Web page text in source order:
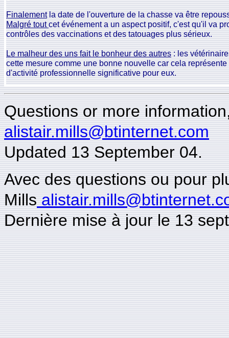
Finalementla date de l'ouverture de la chasse va être
Malgré toutcet événement a un aspect positif, c'est qu'il va
contrôles des vaccinations et des tatouages plus sérieux.
Le malheur des uns fait le bonheur des autres : les
cette mesure comme une bonne nouvelle car cela
d'activité professionnelle significative pour eux.
Questions or more
alistair.mills@btinternet.com
Updated 13 September 04.
Avec des questions ou pour
Mills
Dernière mise à jour le 13